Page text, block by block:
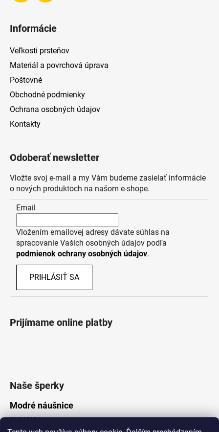
Informácie
Veľkosti prsteňov
Materiál a povrchová úprava
Poštovné
Obchodné podmienky
Ochrana osobných údajov
Kontakty
Odoberať newsletter
Vložte svoj e-mail a my Vám budeme zasielať informácie
o nových produktoch na našom e-shope.
Email
Vložením emailovej adresy dávate súhlas na
spracovanie Vašich osobných údajov podľa
podmienok ochrany osobných údajov.
PRIHLÁSIŤ SA
Prijímame online platby
Naše šperky
Modré náušnice
21.8.2019